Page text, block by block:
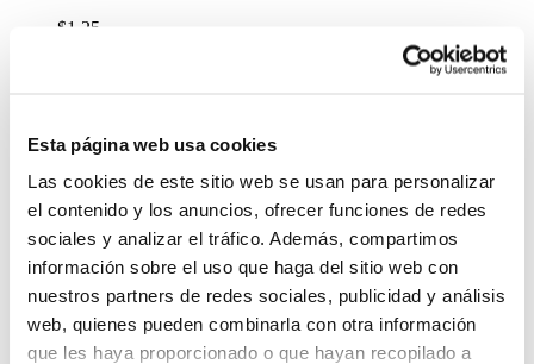
Esta página web usa cookies
Las cookies de este sitio web se usan para personalizar
el contenido y los anuncios, ofrecer funciones de redes
sociales y analizar el tráfico. Además, compartimos
información sobre el uso que haga del sitio web con
nuestros partners de redes sociales, publicidad y análisis
web, quienes pueden combinarla con otra información
que les haya proporcionado o que hayan recopilado a
$1.25
$0.75
Lo quiero
Notas Adhesivas Eagle Amarillo 7.5 x 4 cm
-
+
Lo quiero